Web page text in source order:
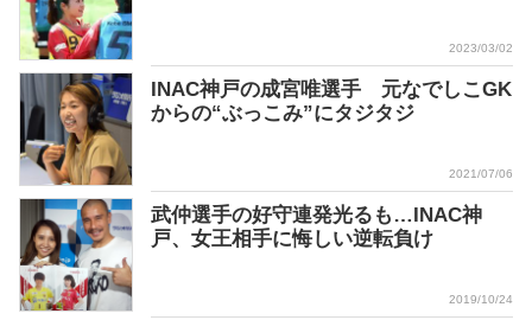
2023/03/02
INAC神戸の成宮唯選手 元なでしこGK
からの“ぶっこみ”にタジタジ
2021/07/06
武仲選手の好守連発光るも…INAC神
戸、女王相手に悔しい逆転負け
2019/10/24